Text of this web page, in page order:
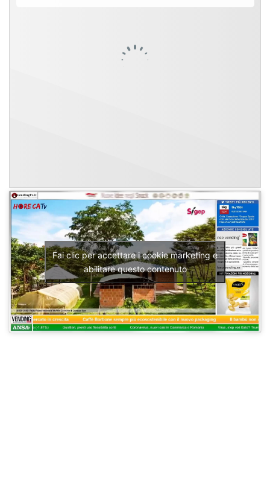
Fai clic per accettare i cookie marketing e
abilitare questo contenuto